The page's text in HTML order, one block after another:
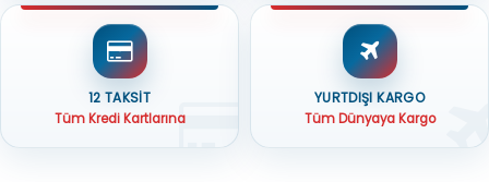
12 TAKSİT
Tüm Kredi Kartlarına
YURTDIŞI KARGO
Tüm Dünyaya Kargo